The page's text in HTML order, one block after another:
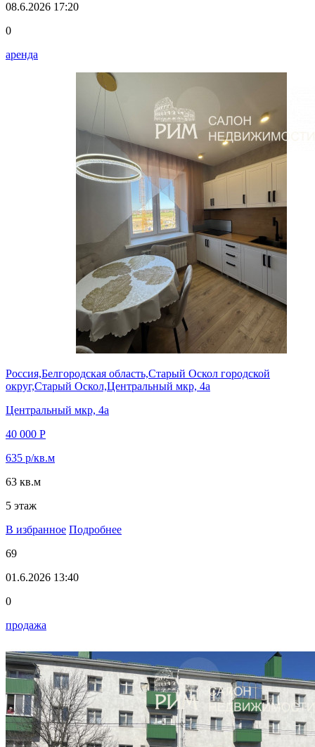
08.6.2026 17:20
0
аренда
Россия,Белгородская область,Старый Оскол городской
округ,Старый Оскол,Центральный мкр, 4а
Центральный мкр, 4а
40 000 Р
635 р/кв.м
63 кв.м
5 этаж
В избранное Подробнее
69
01.6.2026 13:40
0
продажа